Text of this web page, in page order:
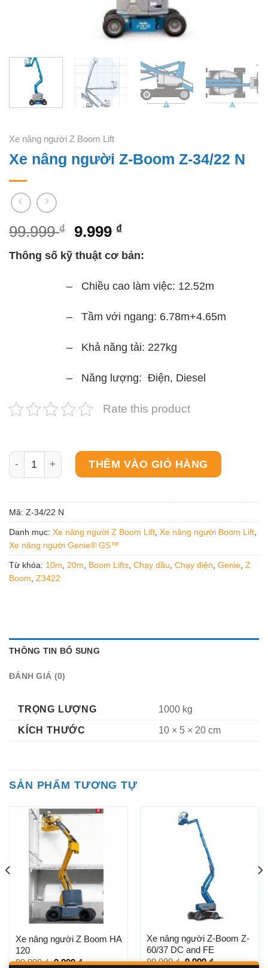
Xe nâng người Z Boom Lift
Xe nâng người Z-Boom Z-34/22 N
99.999₫ 9.999 ₫
Thông số kỹ thuật cơ bản:
– Chiều cao làm việc: 12.52m
– Tầm với ngang: 6.78m+4.65m
– Khả năng tải: 227kg
– Năng lượng: Điện, Diesel
Rate this product
Xe nâng người Z-Boom Z-34/22 N số lượng
THÊM VÀO GIỎ HÀNG
Mã: Z-34/22 N
Danh mục: Xe nâng người Z Boom Lift Xe nâng người Boom Lift
Xe nâng người Genie® GS™
Từ khóa: 10m 20m Boom Lifts Chạy dầu Chạy điện Genie Z
Boom Z3422
THÔNG TIN BỔ SUNG
ĐÁNH GIÁ (0)
TRỌNG LƯỢNG 1000 kg
KÍCH THƯỚC 10 × 5 × 20 cm
SẢN PHẨM TƯƠNG TỰ
Xe nâng người Z Boom HA
120
99.999₫ 9.999₫
Xe nâng người Z-Boom Z-
60/37 DC and FE
99.999₫ 9.999₫